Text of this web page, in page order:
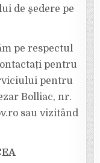
de şedere pe
pe respectul
pentru
pentru
Bolliac, nr.
sau vizitând